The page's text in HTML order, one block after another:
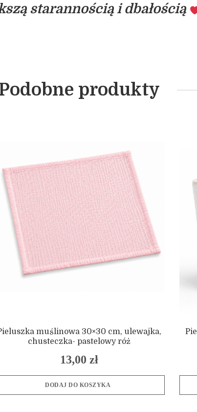
starannością i dbałością
produkty
muślinowa 30×30 cm, ulewajka,
chusteczka- pastelowy róż
13,00 zł
DODAJ DO KOSZYKA